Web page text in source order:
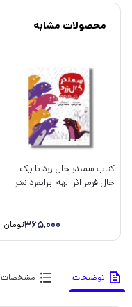
محصولات مشابه
کتاب سمندر خال زرد با یک
خال قرمز اثر الهه ایرانقرد نشر
365,000تومان
توضیحات مشخصات